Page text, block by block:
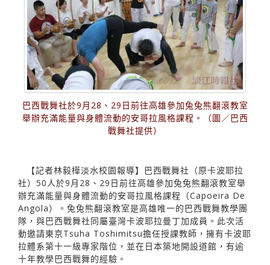
巴西戰舞社於9月28、29日前往高雄參加兔兔熊翻滾教室
舉辦充滿能量與身體流動的安哥拉風格課程。（圖／巴西
戰舞社提供）
【記者林毅樺淡水校園報導】巴西戰舞社（原卡波耶拉
社）50人於9月28、29日前往高雄參加兔兔熊翻滾教室舉
辦充滿能量與身體流動的安哥拉風格課程（Capoeira De
Angola）。兔兔熊翻滾教室是高雄唯一的巴西戰舞教學團
隊，與巴西戰舞社同屬臺灣卡波耶拉曼丁加成員。此次活
動邀請東京Tsuha Toshimitsu擔任授課教師，擁有卡波耶
拉體系第十一級專家階位，並在日本築地開設道館，有逾
十年教學巴西戰舞的經驗。